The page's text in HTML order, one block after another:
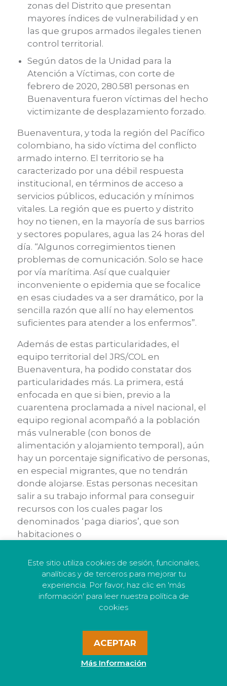
zonas del Distrito que presentan
mayores índices de vulnerabilidad y en
las que grupos armados ilegales tienen
control territorial.
Según datos de la Unidad para la
Atención a Víctimas, con corte de
febrero de 2020, 280.581 personas en
Buenaventura fueron víctimas del hecho
victimizante de desplazamiento forzado.
Buenaventura, y toda la región del Pacífico
colombiano, ha sido víctima del conflicto
armado interno. El territorio se ha
caracterizado por una débil respuesta
institucional, en términos de acceso a
servicios públicos, educación y mínimos
vitales. La región que es puerto y distrito
hoy no tienen, en la mayoría de sus barrios
y sectores populares, agua las 24 horas del
día. “Algunos corregimientos tienen
problemas de comunicación. Solo se hace
por vía marítima. Así que cualquier
inconveniente o epidemia que se focalice
en esas ciudades va a ser dramático, por la
sencilla razón que allí no hay elementos
suficientes para atender a los enfermos”.
Además de estas particularidades, el
equipo territorial del JRS/COL en
Buenaventura, ha podido constatar dos
particularidades más. La primera, está
enfocada en que si bien, previo a la
cuarentena proclamada a nivel nacional, el
equipo regional acompañó a la población
más vulnerable (con bonos de
alimentación y alojamiento temporal), aún
hay un porcentaje significativo de personas,
en especial migrantes, que no tendrán
donde alojarse. Estas personas necesitan
salir a su trabajo informal para conseguir
recursos con los cuales pagar los
denominados ‘paga diarios’, que son
habitaciones o
para hospedar.
Esta grave situación se agudiza aún más,
porque no existe la posibilidad de que se
trasladen a un albergue. En Buenaventura
migrantes venían arrendando están
cerrando, dado que no quieren prestar más
el servicio por miedo a un contagio masivo.
Esto ha llevado al equipo territorial del
Este sitio utiliza cookies de sesión, funcionales,
analíticas y de terceros para mejorar tu
experiencia. Por favor, haz clic en 'más
información' para leer nuestra política de
cookies
ACEPTAR
Más Información